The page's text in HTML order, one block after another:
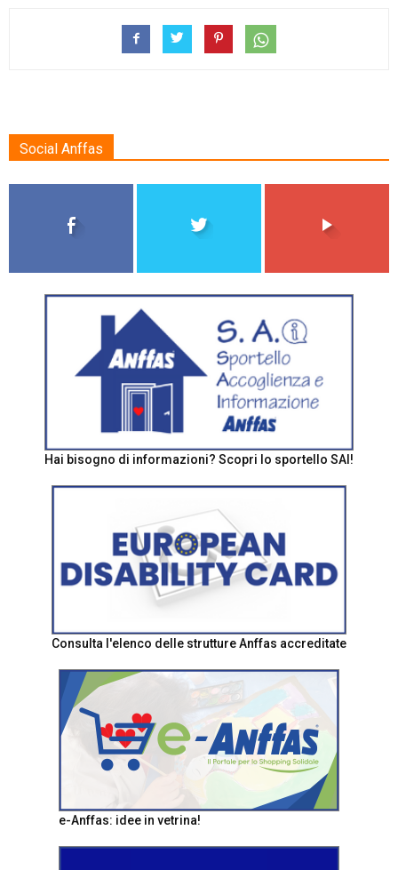
Social Anffas
Hai bisogno di informazioni? Scopri lo sportello SAI!
Consulta l'elenco delle strutture Anffas accreditate
e-Anffas: idee in vetrina!